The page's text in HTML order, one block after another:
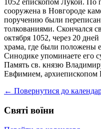
1052 епископом Лукой. По
сооружена в Новгороде
поручению были
толкованиями. Скончался
октября 1052, через 20
храма, где были положены
Синодике упоминаете его
Память св. князю
Евфимием, архиепископом
← Повернутися до
Святі воїни